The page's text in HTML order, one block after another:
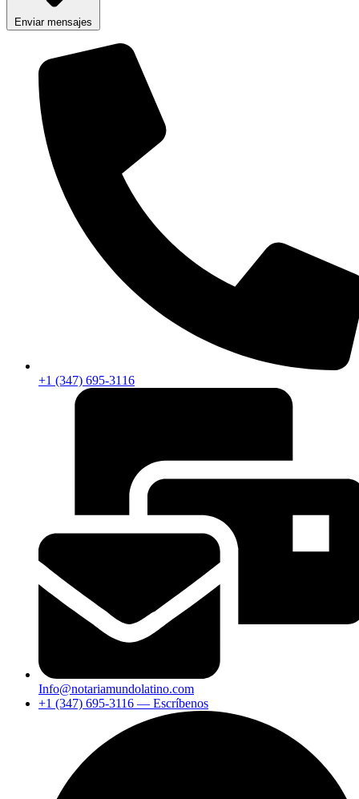
Enviar mensajes
+1 (347) 695-3116
Info@notariamundolatino.com
+1 (347) 695-3116 — Escríbenos